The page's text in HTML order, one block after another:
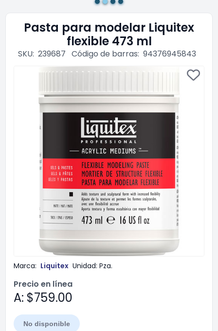
Pasta para modelar Liquitex
flexible 473 ml
SKU: 239687 Código de barras: 94376945843
Marca: Liquitex Unidad: Pza.
Precio en línea
A: $759.00
No disponible